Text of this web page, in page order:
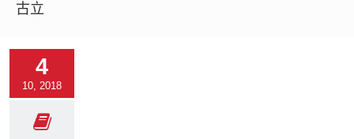
古立
4
10, 2018